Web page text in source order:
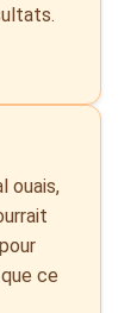
ouais,
ce